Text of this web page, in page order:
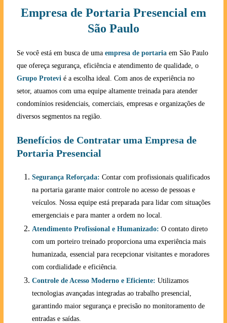
Empresa de Portaria Presencial em
São Paulo
Se você está em busca de uma empresa de portariaem São Paulo
que ofereça segurança, eficiência e atendimento de qualidade, o
Grupo Protevié a escolha ideal. Com anos de experiência no
setor, atuamos com uma equipe altamente treinada para atender
condomínios residenciais, comerciais, empresas e organizações de
diversos segmentos na região.
Benefícios de Contratar uma Empresa de
Portaria Presencial
Segurança Reforçada: Contar com profissionais qualificados
na portaria garante maior controle no acesso de pessoas e
veículos. Nossa equipe está preparada para lidar com situações
emergenciais e para manter a ordem no local.
Atendimento Profissional e Humanizado: O contato direto
com um porteiro treinado proporciona uma experiência mais
humanizada, essencial para recepcionar visitantes e moradores
com cordialidade e eficiência.
Controle de Acesso Moderno e Eficiente: Utilizamos
tecnologias avançadas integradas ao trabalho presencial,
garantindo maior segurança e precisão no monitoramento de
entradas e saídas.